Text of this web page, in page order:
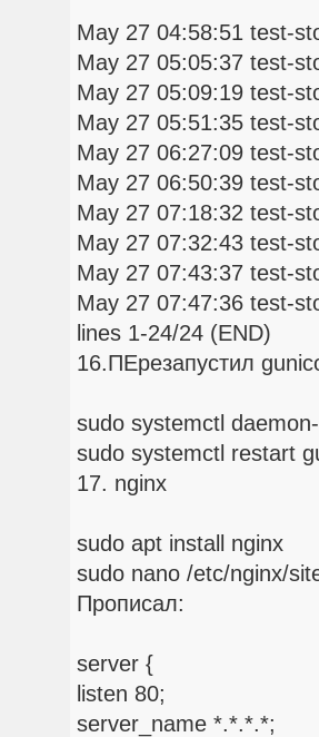
May 27 04:58:51 test-
May 27 05:05:37 test-
May 27 05:09:19 test-
May 27 05:51:35 test-
May 27 06:27:09 test-
May 27 06:50:39 test-
May 27 07:18:32 test-
May 27 07:32:43 test-
May 27 07:43:37 test-
May 27 07:47:36 test-
lines 1-24/24 (END)
16.ПЕрезапустил
sudo systemctl
sudo systemctl restart
17. nginx
sudo apt install nginx
sudo nano /etc/nginx/
Прописал:
server {
listen 80;
server_name *.*.*.*;